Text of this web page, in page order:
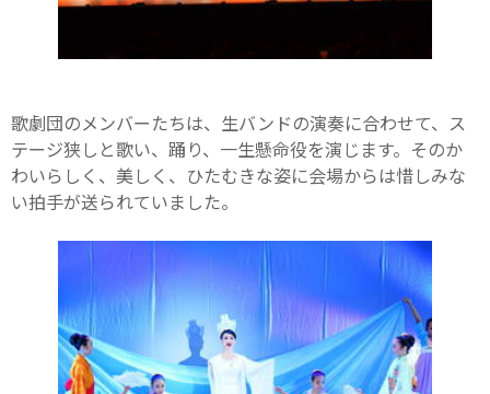
歌劇団のメンバーたちは、生バンドの演奏に合わせて、ス
テージ狭しと歌い、踊り、一生懸命役を演じます。そのか
わいらしく、美しく、ひたむきな姿に会場からは惜しみな
い拍手が送られていました。